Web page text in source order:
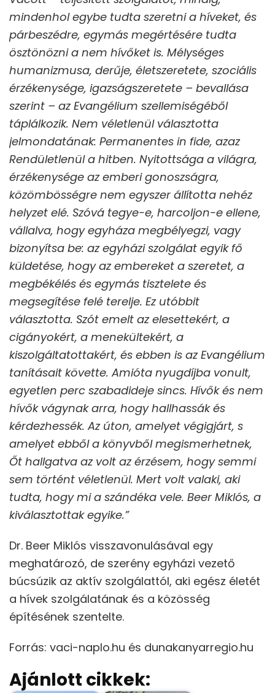
mindenhol egybe tudta szeretni a híveket, és
párbeszédre, egymás megértésére tudta
ösztönözni a nem hívőket is. Mélységes
humanizmusa, derűje, életszeretete, szociális
érzékenysége, igazságszeretete – bevallása
szerint – az Evangélium szellemiségéből
táplálkozik. Nem véletlenül választotta
jelmondatának: Permanentes in fide, azaz
Rendületlenül a hitben. Nyitottsága a világra,
érzékenysége az emberi gonoszságra,
közömbösségre nem egyszer állította nehéz
helyzet elé. Szóvá tegye-e, harcoljon-e ellene,
vállalva, hogy egyháza megbélyegzi, vagy
bizonyítsa be: az egyházi szolgálat egyik fő
küldetése, hogy az embereket a szeretet, a
megbékélés és egymás tisztelete és
megsegítése felé terelje. Ez utóbbit
választotta. Szót emelt az elesettekért, a
cigányokért, a menekültekért, a
kiszolgáltatottakért, és ebben is az Evangélium
tanításait követte. Amióta nyugdíjba vonult,
egyetlen perc szabadideje sincs. Hívők és nem
hívők vágynak arra, hogy hallhassák és
kérdezhessék. Az úton, amelyet végigjárt, s
amelyet ebből a könyvből megismerhetnek,
Őt hallgatva az volt az érzésem, hogy semmi
sem történt véletlenül. Mert volt valaki, aki
tudta, hogy mi a szándéka vele. Beer Miklós, a
kiválasztottak egyike.”
Dr. Beer Miklós visszavonulásával egy
meghatározó, de szerény egyházi vezető
búcsúzik az aktív szolgálattól, aki egész életét
a hívek szolgálatának és a közösség
építésének szentelte.
Forrás: vaci-naplo.hu és dunakanyarregio.hu
Ajánlott cikkek: